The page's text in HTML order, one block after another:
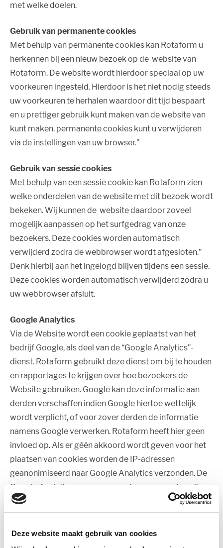
Deze website maakt gebruik van cookies
met welke doelen.
Gebruik van permanente cookies
Met behulp van permanente cookies kan Rotaform u
herkennen bij een nieuw bezoek op de website van
Rotaform. De website wordt hierdoor speciaal op uw
voorkeuren ingesteld. Hierdoor is het niet nodig steeds
uw voorkeuren te herhalen waardoor dit tijd bespaart
en u prettiger gebruik kunt maken van de website van
kunt maken. permanente cookies kunt u verwijderen
via de instellingen van uw browser.”
Gebruik van sessie cookies
Met behulp van een sessie cookie kan Rotaform zien
welke onderdelen van de website met dit bezoek wordt
bekeken. Wij kunnen de website daardoor zoveel
mogelijk aanpassen op het surfgedrag van onze
bezoekers. Deze cookies worden automatisch
verwijderd zodra de webbrowser wordt afgesloten.”
Denk hierbij aan het ingelogd blijven tijdens een sessie.
Deze cookies worden automatisch verwijderd zodra u
uw webbrowser afsluit.
Google Analytics
Via de Website wordt een cookie geplaatst van het
bedrijf Google, als deel van de “Google Analytics”-
dienst. Rotaform gebruikt deze dienst om bij te houden
en rapportages te krijgen over hoe bezoekers de
Website gebruiken. Google kan deze informatie aan
derden verschaffen indien Google hiertoe wettelijk
wordt verplicht, of voor zover derden de informatie
namens Google verwerken. Rotaform heeft hier geen
invloed op. Als er géén akkoord wordt geven voor het
plaatsen van cookies worden de IP-adressen
geanonimiseerd naar Google Analytics verzonden. De
Google Analytics gegevens worden voor een termijn
van 26 maanden opgeslagen op de servers van
Google. Na deze termijn worden deze gegevens
automatisch door Google verwijderd.